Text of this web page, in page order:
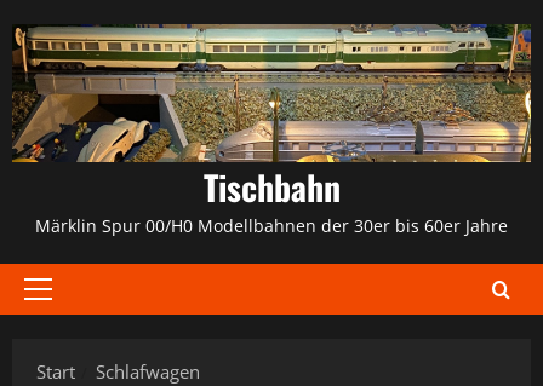
Inhalt
springen
Tischbahn
Märklin Spur 00/H0 Modellbahnen der 30er bis 60er Jahre
Primäres
Start
Schlafwagen